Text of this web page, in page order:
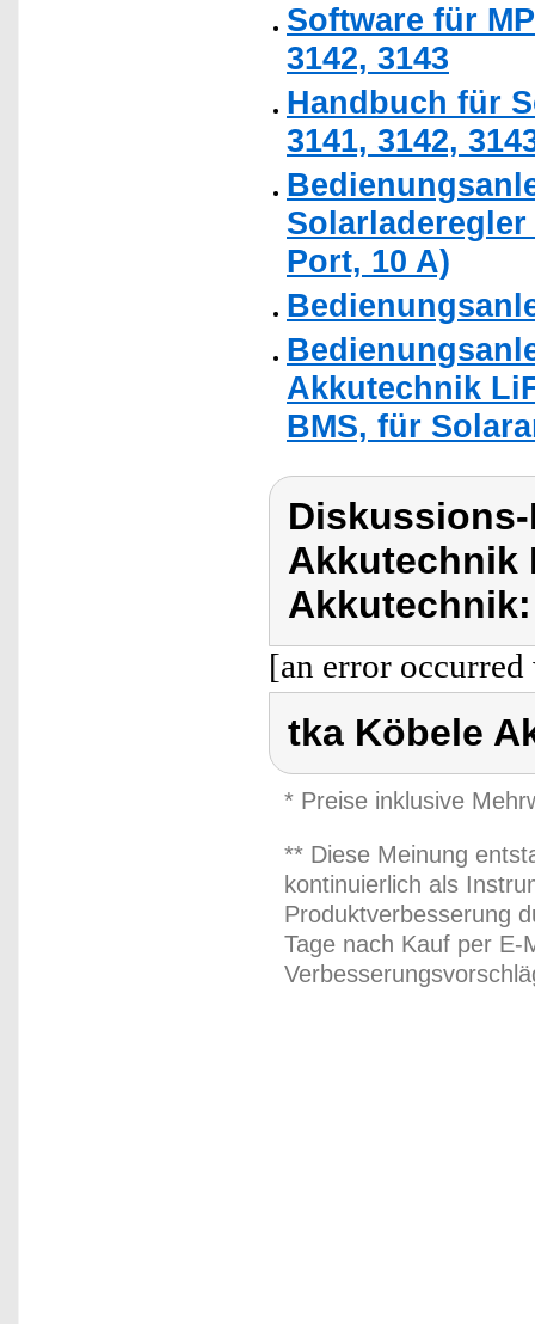
Software für
3142, 3143
Handbuch für
3141, 3142,
Solarladeregler
Port, 10 A)
Akkutechnik
BMS, für
Akkutechnik
Akkutechnik:
[an error
tka Köbele
* Preise inklusive
** Diese Meinung
kontinuierlich als
Produktverbesserung
Tage nach Kauf per E-